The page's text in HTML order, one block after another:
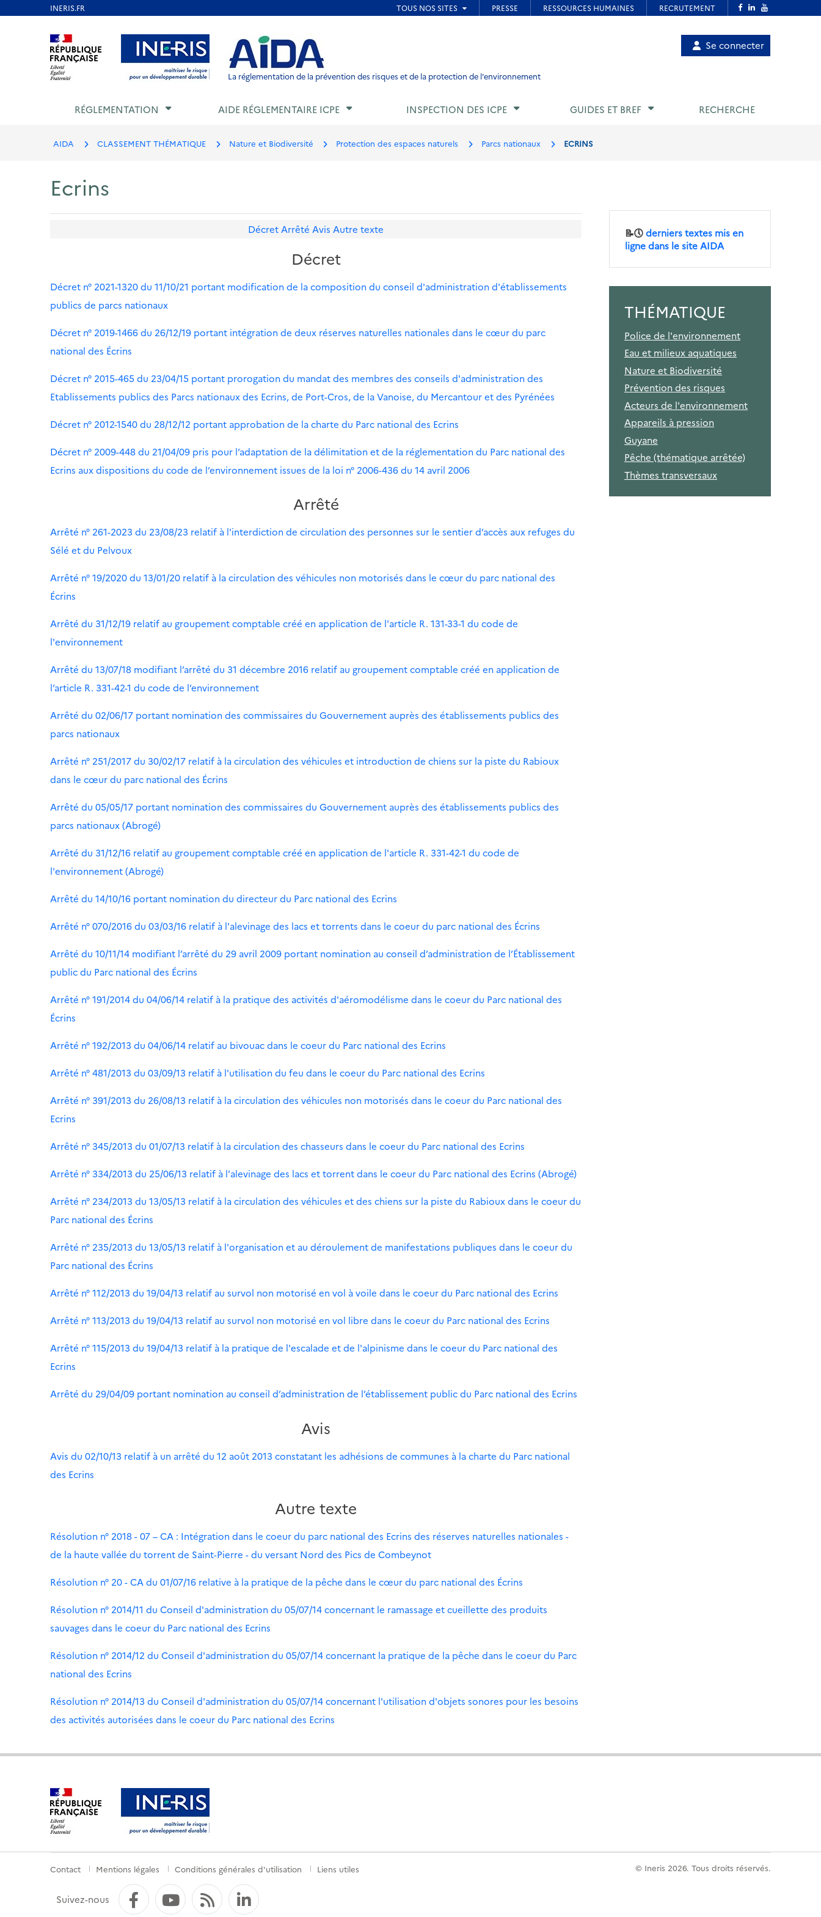
Aller au contenu Aller au menu Aller au pied de page
La réglementation de la prévention des risques et de la protection de l'environnement
Menu
utilisateur
Se connecter
RÉGLEMENTATION AIDE RÉGLEMENTAIRE ICPE INSPECTION DES ICPE GUIDES ET BREF RECHERCHE
AIDA CLASSEMENT THÉMATIQUE Nature et Biodiversité Protection des espaces naturels Parcs nationaux ECRINS
Ecrins
Décret Arrêté Avis Autre texte
Décret
Décret n° 2021-1320 du 11/10/21 portant modification de la composition du conseil d'administration d'établissements
publics de parcs nationaux
Décret n° 2019-1466 du 26/12/19 portant intégration de deux réserves naturelles nationales dans le cœur du parc
national des Écrins
Décret n° 2015-465 du 23/04/15 portant prorogation du mandat des membres des conseils d'administration des
Etablissements publics des Parcs nationaux des Ecrins, de Port-Cros, de la Vanoise, du Mercantour et des Pyrénées
Décret n° 2012-1540 du 28/12/12 portant approbation de la charte du Parc national des Ecrins
Décret n° 2009-448 du 21/04/09 pris pour l’adaptation de la délimitation et de la réglementation du Parc national des
Ecrins aux dispositions du code de l’environnement issues de la loi n° 2006-436 du 14 avril 2006
Arrêté
Arrêté n° 261-2023 du 23/08/23 relatif à l'interdiction de circulation des personnes sur le sentier d’accès aux refuges du
Sélé et du Pelvoux
Arrêté n° 19/2020 du 13/01/20 relatif à la circulation des véhicules non motorisés dans le cœur du parc national des
Écrins
Arrêté du 31/12/19 relatif au groupement comptable créé en application de l'article R. 131-33-1 du code de
l'environnement
Arrêté du 13/07/18 modifiant l’arrêté du 31 décembre 2016 relatif au groupement comptable créé en application de
l’article R. 331-42-1 du code de l’environnement
Arrêté du 02/06/17 portant nomination des commissaires du Gouvernement auprès des établissements publics des
parcs nationaux
Arrêté n° 251/2017 du 30/02/17 relatif à la circulation des véhicules et introduction de chiens sur la piste du Rabioux
dans le cœur du parc national des Écrins
Arrêté du 05/05/17 portant nomination des commissaires du Gouvernement auprès des établissements publics des
parcs nationaux (Abrogé)
Arrêté du 31/12/16 relatif au groupement comptable créé en application de l'article R. 331-42-1 du code de
l'environnement (Abrogé)
Arrêté du 14/10/16 portant nomination du directeur du Parc national des Ecrins
Arrêté n° 070/2016 du 03/03/16 relatif à l'alevinage des lacs et torrents dans le coeur du parc national des Écrins
Arrêté du 10/11/14 modifiant l’arrêté du 29 avril 2009 portant nomination au conseil d’administration de l’Établissement
public du Parc national des Écrins
Arrêté n° 191/2014 du 04/06/14 relatif à la pratique des activités d'aéromodélisme dans le coeur du Parc national des
Écrins
Arrêté n° 192/2013 du 04/06/14 relatif au bivouac dans le coeur du Parc national des Ecrins
Arrêté n° 481/2013 du 03/09/13 relatif à l'utilisation du feu dans le coeur du Parc national des Ecrins
Arrêté n° 391/2013 du 26/08/13 relatif à la circulation des véhicules non motorisés dans le coeur du Parc national des
Ecrins
Arrêté n° 345/2013 du 01/07/13 relatif à la circulation des chasseurs dans le coeur du Parc national des Ecrins
Arrêté n° 334/2013 du 25/06/13 relatif à l'alevinage des lacs et torrent dans le coeur du Parc national des Ecrins (Abrogé)
Arrêté n° 234/2013 du 13/05/13 relatif à la circulation des véhicules et des chiens sur la piste du Rabioux dans le coeur du
Parc national des Écrins
Arrêté n° 235/2013 du 13/05/13 relatif à l'organisation et au déroulement de manifestations publiques dans le coeur du
Parc national des Écrins
Arrêté n° 112/2013 du 19/04/13 relatif au survol non motorisé en vol à voile dans le coeur du Parc national des Ecrins
Arrêté n° 113/2013 du 19/04/13 relatif au survol non motorisé en vol libre dans le coeur du Parc national des Ecrins
Arrêté n° 115/2013 du 19/04/13 relatif à la pratique de l'escalade et de l'alpinisme dans le coeur du Parc national des
Ecrins
Arrêté du 29/04/09 portant nomination au conseil d’administration de l’établissement public du Parc national des Ecrins
Avis
Avis du 02/10/13 relatif à un arrêté du 12 août 2013 constatant les adhésions de communes à la charte du Parc national
des Ecrins
Autre texte
Résolution n° 2018 - 07 – CA : Intégration dans le coeur du parc national des Ecrins des réserves naturelles nationales -
de la haute vallée du torrent de Saint-Pierre - du versant Nord des Pics de Combeynot
Résolution n° 20 - CA du 01/07/16 relative à la pratique de la pêche dans le cœur du parc national des Écrins
Résolution n° 2014/11 du Conseil d'administration du 05/07/14 concernant le ramassage et cueillette des produits
sauvages dans le coeur du Parc national des Ecrins
Résolution n° 2014/12 du Conseil d'administration du 05/07/14 concernant la pratique de la pêche dans le coeur du Parc
national des Ecrins
Résolution n° 2014/13 du Conseil d'administration du 05/07/14 concernant l'utilisation d'objets sonores pour les besoins
des activités autorisées dans le coeur du Parc national des Ecrins
📝🕔derniers textes mis en
ligne dans le site AIDA
THÉMATIQUE
Police de l'environnement
Eau et milieux aquatiques
Nature et Biodiversité
Prévention des risques
Acteurs de l'environnement
Appareils à pression
Guyane
Pêche (thématique arrêtée)
Thèmes transversaux
Menu
de
Contact Mentions légales Conditions générales d'utilisation Liens utiles © Ineris 2026. Tous droits réservés.
Suivez-nous FacebookYouTube
Flux RSSLinkedIn